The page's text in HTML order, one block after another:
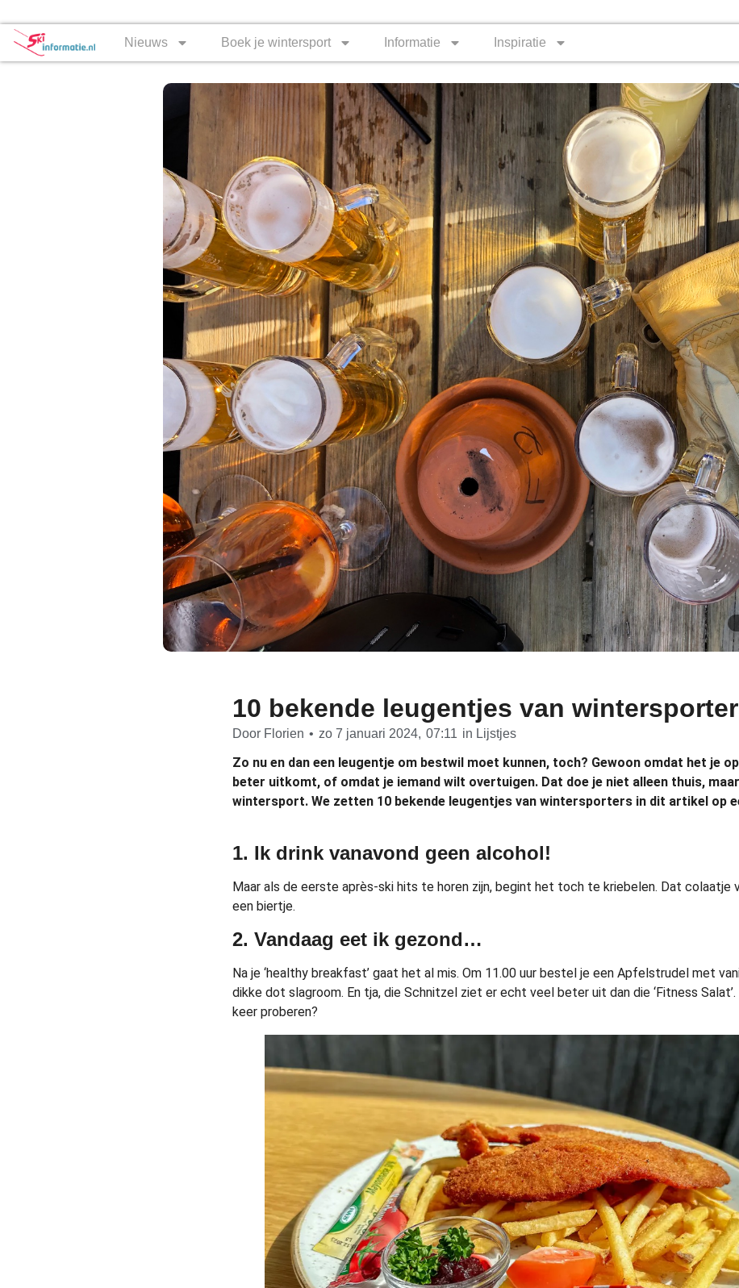
Nieuws Boek je wintersport Informatie Inspiratie
10 bekende leugentjes van
Door Florien • zo 7 januari 2024, 07:11 in Lijstjes
Zo nu en dan een leugentje om bestwil moet kunnen, toch? Gewoon omdat het je
beter uitkomt, of omdat je iemand wilt overtuigen. Dat doe je niet alleen thuis,
wintersport. We zetten 10 bekende leugentjes van wintersporters in dit artikel op
1. Ik drink vanavond geen alcohol!
Maar als de eerste après-ski hits te horen zijn, begint het toch te kriebelen. Dat colaatje
een biertje.
2. Vandaag eet ik gezond…
Na je ‘healthy breakfast’ gaat het al mis. Om 11.00 uur bestel je een Apfelstrudel met
dikke dot slagroom. En tja, die Schnitzel ziet er echt veel beter uit dan die ‘Fitness
keer proberen?